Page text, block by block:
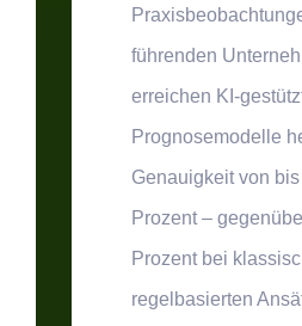
führenden
erreichen KI-
Prognosemodelle
Genauigkeit von
Prozent –
Prozent bei
regelbasierten